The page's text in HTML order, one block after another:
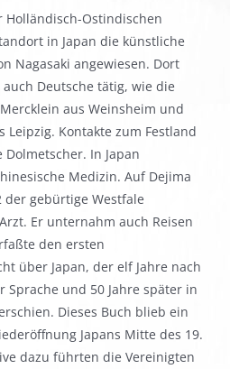
Holländisch-Ostindischen
in Japan die künstliche
Nagasaki angewiesen. Dort
Deutsche tätig, wie die
aus Weinsheim und
Leipzig. Kontakte zum Festland
In Japan
Medizin. Auf Dejima
der gebürtige Westfale
Er unternahm auch Reisen
den ersten
über Japan, der elf Jahre nach
Sprache und 50 Jahre später in
Dieses Buch blieb ein
Japans Mitte des 19.
dazu führten die Vereinigten